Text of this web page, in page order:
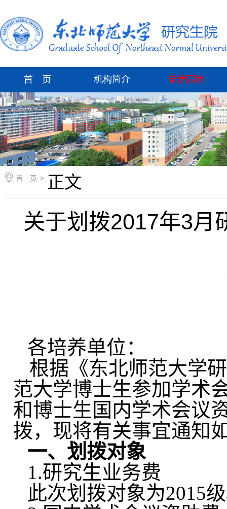
首 页 机构简介 党建园地
首 页 > 正文
关于划拨2017年3月
各培养单位：
根据《东北师范大学
范大学博士生参加学术
和博士生国内学术会议
拨，现将有关事宜通知
一、划拨对象
1.研究生业务费
此次划拨对象为2015